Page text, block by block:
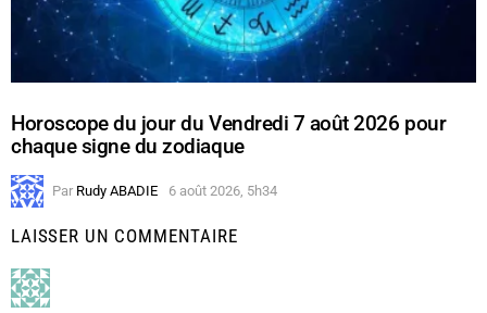
Horoscope du jour du Vendredi 7 août 2026 pour
chaque signe du zodiaque
Par Rudy ABADIE 6 août 2026, 5h34
LAISSER UN COMMENTAIRE